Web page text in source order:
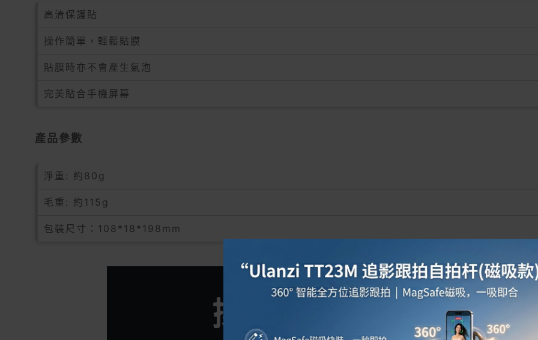
高清保護貼
操作簡單，輕鬆貼膜
貼膜時亦不會產生氣泡
完美貼合手機屏幕
產品參數
淨重: 約80g
毛重: 約115g
包裝尺寸：108*18*198mm